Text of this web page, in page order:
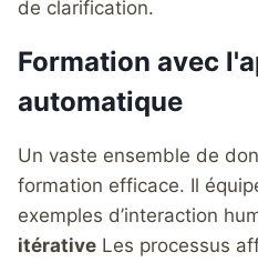
de clarification.
Formation avec
automatique
Un vaste ensemble de
formation efficace. Il
exemples d’interaction
itérative Les processus